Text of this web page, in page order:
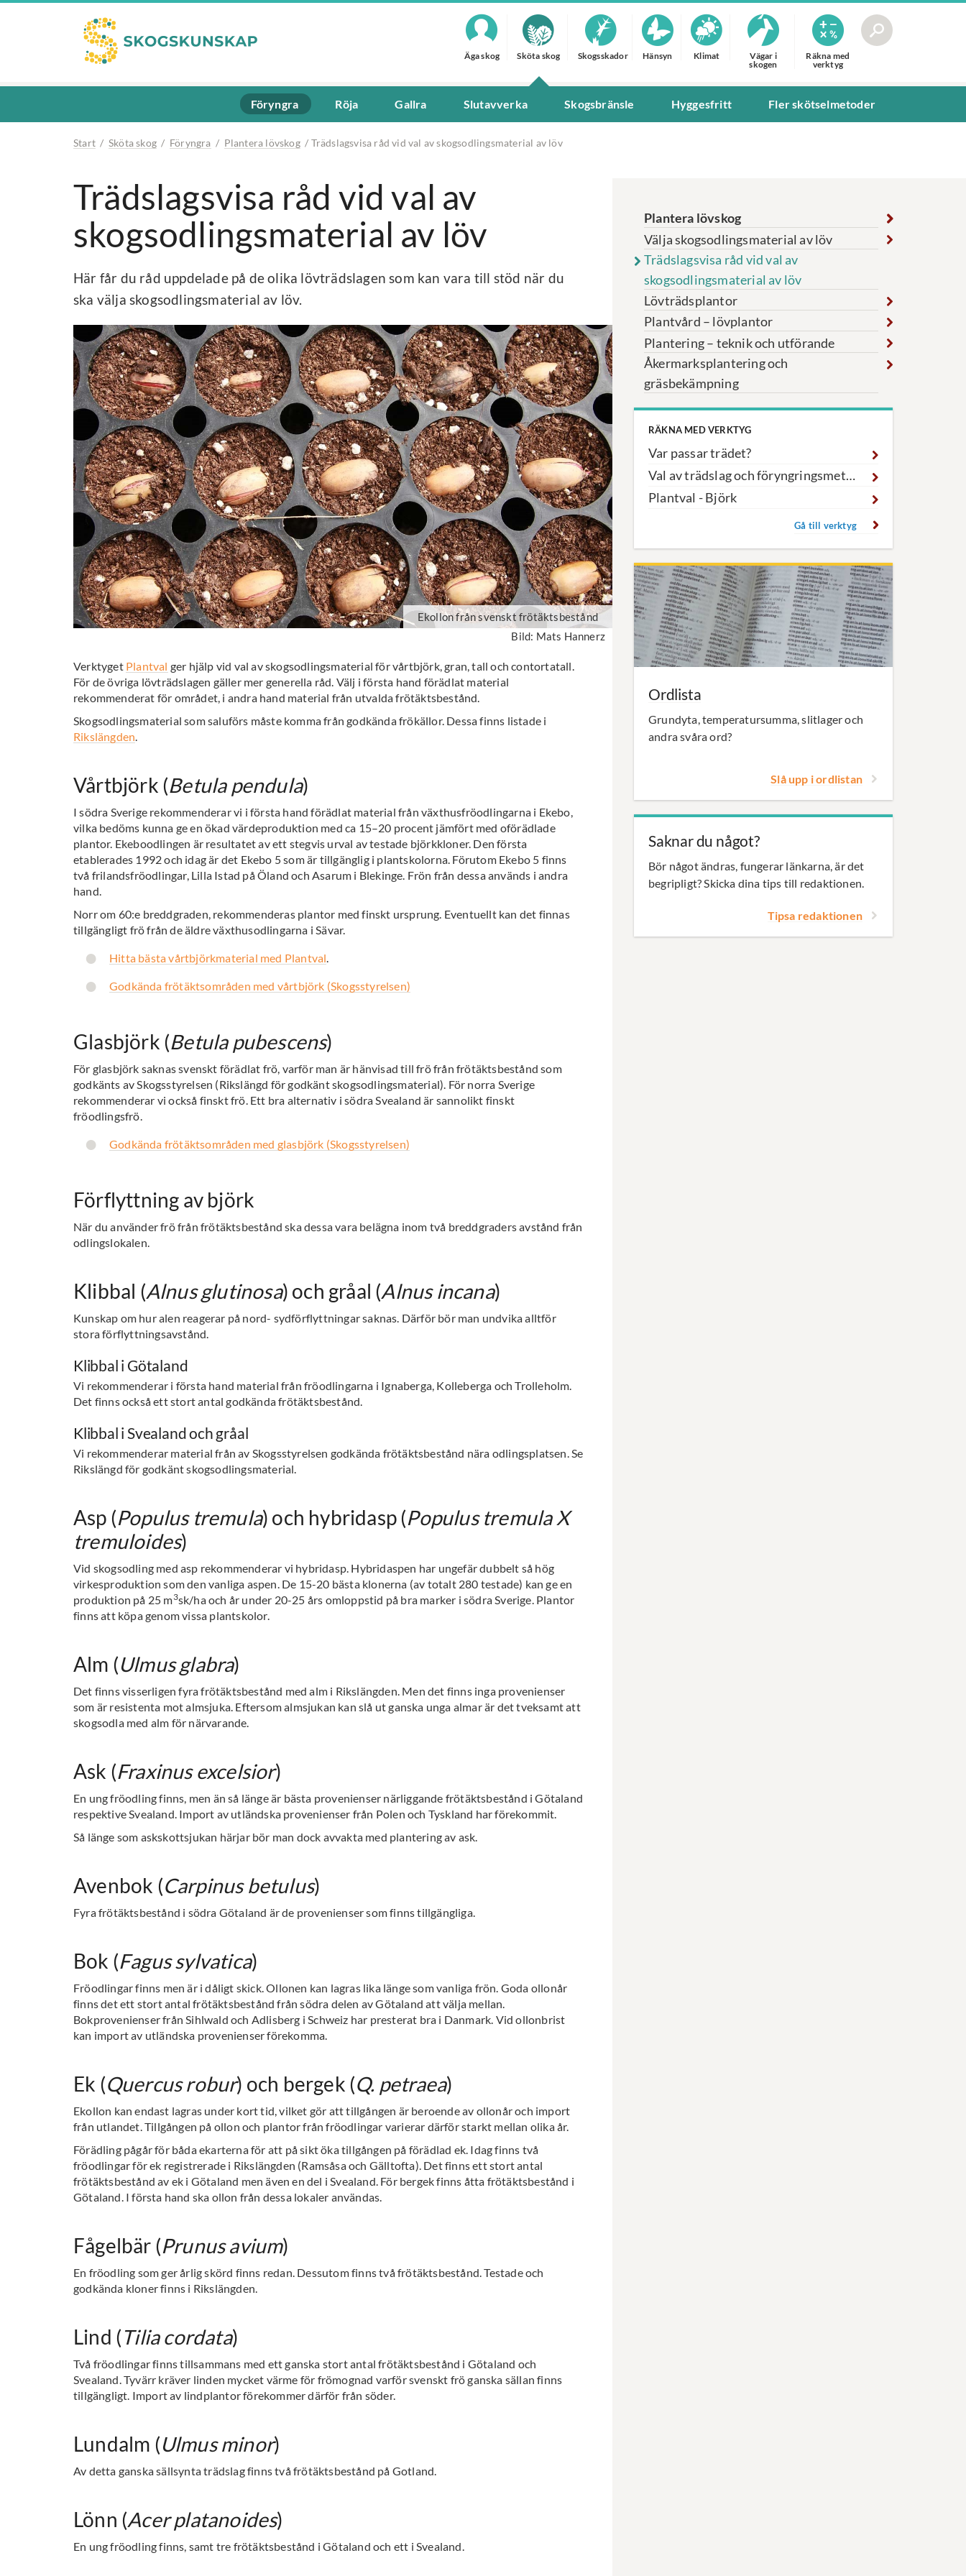
Äga skog Sköta skog Skogsskador Hänsyn Klimat
Vägar i
skogen
Räkna med
verktyg
Föryngra Röja Gallra Slutavverka Skogsbränsle Hyggesfritt Fler skötselmetoder
Start / Sköta skog / Föryngra / Plantera lövskog / Trädslagsvisa råd vid val av skogsodlingsmaterial av löv
Trädslagsvisa råd vid val av
skogsodlingsmaterial av löv
Här får du råd uppdelade på de olika lövträdslagen som kan vara till stöd när du
ska välja skogsodlingsmaterial av löv.
Ekollon från svenskt frötäktsbestånd
Bild: Mats Hannerz
Verktyget Plantval ger hjälp vid val av skogsodlingsmaterial för vårtbjörk, gran, tall och contortatall.
För de övriga lövträdslagen gäller mer generella råd. Välj i första hand förädlat material
rekommenderat för området, i andra hand material från utvalda frötäktsbestånd.
Skogsodlingsmaterial som saluförs måste komma från godkända frökällor. Dessa finns listade i
Rikslängden.
Vårtbjörk (Betula pendula)
I södra Sverige rekommenderar vi i första hand förädlat material från växthusfröodlingarna i Ekebo,
vilka bedöms kunna ge en ökad värdeproduktion med ca 15–20 procent jämfört med oförädlade
plantor. Ekeboodlingen är resultatet av ett stegvis urval av testade björkkloner. Den första
etablerades 1992 och idag är det Ekebo 5 som är tillgänglig i plantskolorna. Förutom Ekebo 5 finns
två frilandsfröodlingar, Lilla Istad på Öland och Asarum i Blekinge. Frön från dessa används i andra
hand.
Norr om 60:e breddgraden, rekommenderas plantor med finskt ursprung. Eventuellt kan det finnas
tillgängligt frö från de äldre växthusodlingarna i Sävar.
Hitta bästa vårtbjörkmaterial med Plantval.
Godkända frötäktsområden med vårtbjörk (Skogsstyrelsen)
Glasbjörk (Betula pubescens)
För glasbjörk saknas svenskt förädlat frö, varför man är hänvisad till frö från frötäktsbestånd som
godkänts av Skogsstyrelsen (Rikslängd för godkänt skogsodlingsmaterial). För norra Sverige
rekommenderar vi också finskt frö. Ett bra alternativ i södra Svealand är sannolikt finskt
fröodlingsfrö.
Godkända frötäktsområden med glasbjörk (Skogsstyrelsen)
Förflyttning av björk
När du använder frö från frötäktsbestånd ska dessa vara belägna inom två breddgraders avstånd från
odlingslokalen.
Klibbal (Alnus glutinosa) och gråal (Alnus incana)
Kunskap om hur alen reagerar på nord- sydförflyttningar saknas. Därför bör man undvika alltför
stora förflyttningsavstånd.
Klibbal i Götaland
Vi rekommenderar i första hand material från fröodlingarna i Ignaberga, Kolleberga och Trolleholm.
Det finns också ett stort antal godkända frötäktsbestånd.
Klibbal i Svealand och gråal
Vi rekommenderar material från av Skogsstyrelsen godkända frötäktsbestånd nära odlingsplatsen. Se
Rikslängd för godkänt skogsodlingsmaterial.
Asp (Populus tremula) och hybridasp (Populus tremula X
tremuloides)
Vid skogsodling med asp rekommenderar vi hybridasp. Hybridaspen har ungefär dubbelt så hög
virkesproduktion som den vanliga aspen. De 15-20 bästa klonerna (av totalt 280 testade) kan ge en
produktion på 25 m3sk/ha och år under 20-25 års omloppstid på bra marker i södra Sverige. Plantor
finns att köpa genom vissa plantskolor.
Alm (Ulmus glabra)
Det finns visserligen fyra frötäktsbestånd med alm i Rikslängden. Men det finns inga provenienser
som är resistenta mot almsjuka. Eftersom almsjukan kan slå ut ganska unga almar är det tveksamt att
skogsodla med alm för närvarande.
Ask (Fraxinus excelsior)
En ung fröodling finns, men än så länge är bästa provenienser närliggande frötäktsbestånd i Götaland
respektive Svealand. Import av utländska provenienser från Polen och Tyskland har förekommit.
Så länge som askskottsjukan härjar bör man dock avvakta med plantering av ask.
Avenbok (Carpinus betulus)
Fyra frötäktsbestånd i södra Götaland är de provenienser som finns tillgängliga.
Bok (Fagus sylvatica)
Fröodlingar finns men är i dåligt skick. Ollonen kan lagras lika länge som vanliga frön. Goda ollonår
finns det ett stort antal frötäktsbestånd från södra delen av Götaland att välja mellan.
Bokprovenienser från Sihlwald och Adlisberg i Schweiz har presterat bra i Danmark. Vid ollonbrist
kan import av utländska provenienser förekomma.
Ek (Quercus robur) och bergek (Q. petraea)
Ekollon kan endast lagras under kort tid, vilket gör att tillgången är beroende av ollonår och import
från utlandet. Tillgången på ollon och plantor från fröodlingar varierar därför starkt mellan olika år.
Förädling pågår för båda ekarterna för att på sikt öka tillgången på förädlad ek. Idag finns två
fröodlingar för ek registrerade i Rikslängden (Ramsåsa och Gälltofta). Det finns ett stort antal
frötäktsbestånd av ek i Götaland men även en del i Svealand. För bergek finns åtta frötäktsbestånd i
Götaland. I första hand ska ollon från dessa lokaler användas.
Fågelbär (Prunus avium)
En fröodling som ger årlig skörd finns redan. Dessutom finns två frötäktsbestånd. Testade och
godkända kloner finns i Rikslängden.
Lind (Tilia cordata)
Två fröodlingar finns tillsammans med ett ganska stort antal frötäktsbestånd i Götaland och
Svealand. Tyvärr kräver linden mycket värme för frömognad varför svenskt frö ganska sällan finns
tillgängligt. Import av lindplantor förekommer därför från söder.
Lundalm (Ulmus minor)
Av detta ganska sällsynta trädslag finns två frötäktsbestånd på Gotland.
Lönn (Acer platanoides)
En ung fröodling finns, samt tre frötäktsbestånd i Götaland och ett i Svealand.
Plantera lövskog
Välja skogsodlingsmaterial av löv
Trädslagsvisa råd vid val av
skogsodlingsmaterial av löv
Lövträdsplantor
Plantvård – lövplantor
Plantering – teknik och utförande
Åkermarksplantering och
gräsbekämpning
RÄKNA MED VERKTYG
Var passar trädet?
Val av trädslag och föryngringsmetod
Plantval - Björk
Gå till verktyg
Ordlista
Grundyta, temperatursumma, slitlager och
andra svåra ord?
Slå upp i ordlistan
Saknar du något?
Bör något ändras, fungerar länkarna, är det
begripligt? Skicka dina tips till redaktionen.
Tipsa redaktionen